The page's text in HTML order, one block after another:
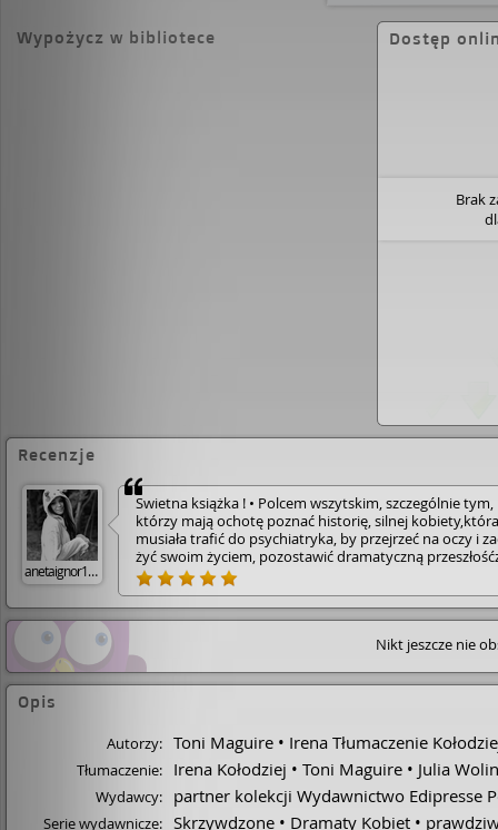
Wypożycz w bibliotece Dostęp
Brak
Recenzje
anetaignor190
Świetna książka ! • Polcem wszytskim, szczególnie tym,
którzy mają ochotę poznać historię, silnej kobiety,która
musiała trafić do psychiatryka, by przejrzeć na oczy i
żyć swoim życiem, pozostawić dramatyczną
sobą. • Zacząć żyć w rzeczywistości. • Pokazuje jak
najbliższe osoby,potrafią nam zrujnować doszczędnie
z szyderczym uśmiechem na twarzy. • Brak
akceptacji,samotność, coś co może wymknąć się spod
kontroli i zamknąć nas samych w sobiena kilka,a nawet
kilkadziesiąt lat to jest to z czym główna bohaterka
nieprzyjemność przeżyć i stoczyć wieloletnią walkę. •
Nikt jeszcze nie
Opis
Autorzy: Toni Maguire Irena Tłumaczenie
Tłumaczenie: Irena Kołodziej Toni Maguire Julia Wolin
Wydawcy: partner kolekcji Wydawnictwo Edipresse
Serie wydawnicze: Skrzywdzone Dramaty Kobiet